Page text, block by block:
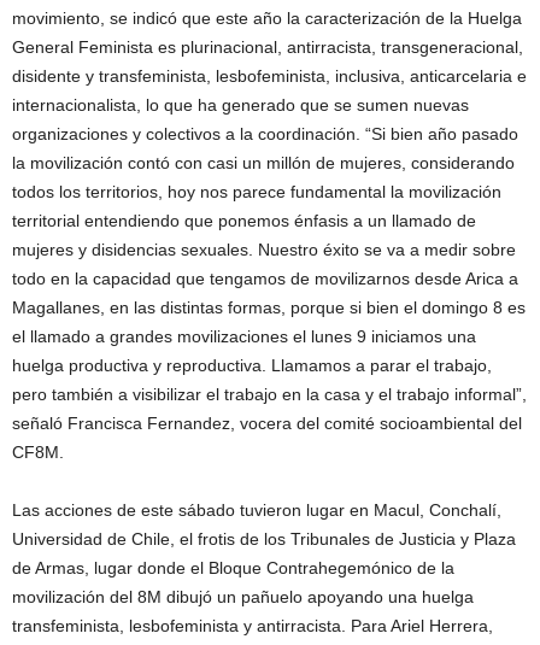
movimiento, se indicó que este año la caracterización de la Huelga
General Feminista es plurinacional, antirracista, transgeneracional,
disidente y transfeminista, lesbofeminista, inclusiva, anticarcelaria e
internacionalista, lo que ha generado que se sumen nuevas
organizaciones y colectivos a la coordinación. “Si bien año pasado
la movilización contó con casi un millón de mujeres, considerando
todos los territorios, hoy nos parece fundamental la movilización
territorial entendiendo que ponemos énfasis a un llamado de
mujeres y disidencias sexuales. Nuestro éxito se va a medir sobre
todo en la capacidad que tengamos de movilizarnos desde Arica a
Magallanes, en las distintas formas, porque si bien el domingo 8 es
el llamado a grandes movilizaciones el lunes 9 iniciamos una
huelga productiva y reproductiva. Llamamos a parar el trabajo,
pero también a visibilizar el trabajo en la casa y el trabajo informal”,
señaló Francisca Fernandez, vocera del comité socioambiental del
CF8M.
Las acciones de este sábado tuvieron lugar en Macul, Conchalí,
Universidad de Chile, el frotis de los Tribunales de Justicia y Plaza
de Armas, lugar donde el Bloque Contrahegemónico de la
movilización del 8M dibujó un pañuelo apoyando una huelga
transfeminista, lesbofeminista y antirracista. Para Ariel Herrera,